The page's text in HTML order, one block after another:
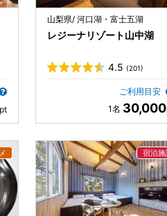
山梨県/ 河口湖・富士五湖
レジーナリゾート山中湖
4.5 (201)
ご利用目安
30,000